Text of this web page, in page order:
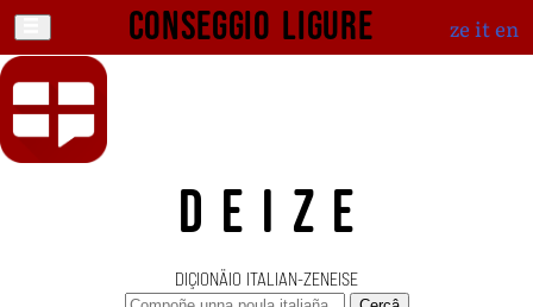
Conseggio ligure ze iten
DEIZE
DIÇIONÄIO ITALIAN-ZENEISE